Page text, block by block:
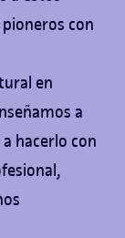
con
en
a
hacerlo con